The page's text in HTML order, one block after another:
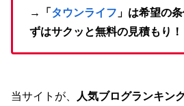
→「 タウンライフ 」は希望の
ずはサクッと無料の見積もり！
当サイトが、
人気ブログランキン